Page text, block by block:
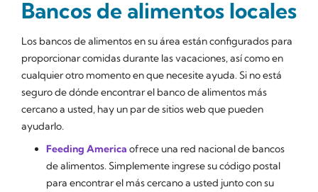
Bancos de alimentos locales
Los bancos de alimentos en su área están configurados para
proporcionar comidas durante las vacaciones, así como en
cualquier otro momento en que necesite ayuda. Si no está
seguro de dónde encontrar el banco de alimentos más
cercano a usted, hay un par de sitios web que pueden
ayudarlo.
Feeding America ofrece una red nacional de bancos
de alimentos. Simplemente ingrese su código postal
para encontrar el más cercano a usted junto con su